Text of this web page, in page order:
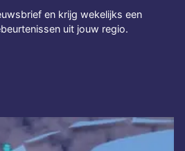
en krijg wekelijks een
uit jouw regio.